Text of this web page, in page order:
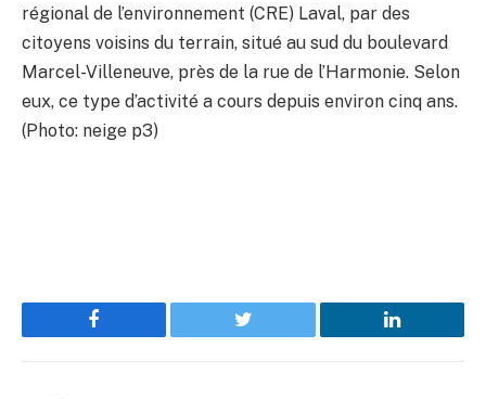
régional de l’environnement (CRE) Laval, par des
citoyens voisins du terrain, situé au sud du boulevard
Marcel-Villeneuve, près de la rue de l’Harmonie. Selon
eux, ce type d’activité a cours depuis environ cinq ans.
(Photo: neige p3)
Facebook Twitter LinkedIn